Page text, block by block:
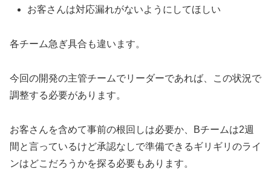
お客さんは対応漏れがないようにしてほしい
各チーム急ぎ具合も違います。
今回の開発の主管チームでリーダーであれば、この状況で
調整する必要があります。
お客さんを含めて事前の根回しは必要か、Bチームは2週
間と言っているけど承認なしで準備できるギリギリのライ
ンはどこだろうかを探る必要もあります。